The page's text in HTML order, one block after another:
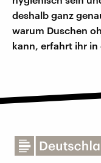
deshalb ganz
warum Duschen
kann, erfahrt ihr in